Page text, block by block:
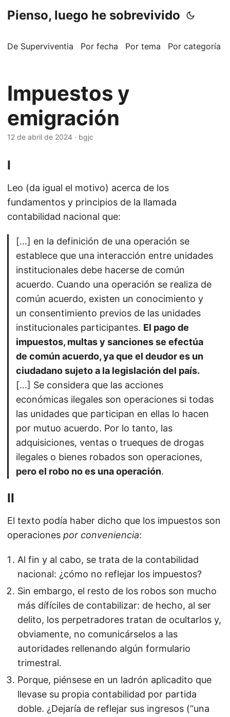
Pienso, luego he sobrevivido
De Superviventia Por fecha Por tema Por categoría
Impuestos y
emigración
12 de abril de 2024 · bgjc
I
Leo (da igual el motivo) acerca de los
fundamentos y principios de la llamada
contabilidad nacional que:
[…] en la definición de una operación se
establece que una interacción entre unidades
institucionales debe hacerse de común
acuerdo. Cuando una operación se realiza de
común acuerdo, existen un conocimiento y
un consentimiento previos de las unidades
institucionales participantes. El pago de
impuestos, multas y sanciones se efectúa
de común acuerdo, ya que el deudor es un
ciudadano sujeto a la legislación del país.
[…] Se considera que las acciones
económicas ilegales son operaciones si todas
las unidades que participan en ellas lo hacen
por mutuo acuerdo. Por lo tanto, las
adquisiciones, ventas o trueques de drogas
ilegales o bienes robados son operaciones,
pero el robo no es una operación.
II
El texto podía haber dicho que los impuestos son
operaciones por conveniencia:
Al fin y al cabo, se trata de la contabilidad
nacional: ¿cómo no reflejar los impuestos?
Sin embargo, el resto de los robos son mucho
más dífíciles de contabilizar: de hecho, al ser
delito, los perpetradores tratan de ocultarlos y,
obviamente, no comunicárselos a las
autoridades rellenando algún formulario
trimestral.
Porque, piénsese en un ladrón aplicadito que
llevase su propia contabilidad por partida
doble. ¿Dejaría de reflejar sus ingresos (“una